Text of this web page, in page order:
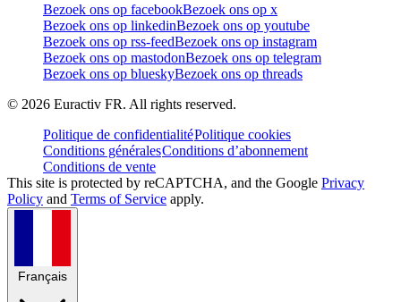
Bezoek ons op facebookBezoek ons op x
Bezoek ons op linkedinBezoek ons op youtube
Bezoek ons op rss-feedBezoek ons op instagram
Bezoek ons op mastodonBezoek ons op telegram
Bezoek ons op blueskyBezoek ons op threads
© 2026 Euractiv FR. All rights reserved.
Politique de confidentialitéPolitique cookies
Conditions généralesConditions d’abonnement
Conditions de vente
This site is protected by reCAPTCHA, and the Google Privacy
Policy and Terms of Service apply.
Français